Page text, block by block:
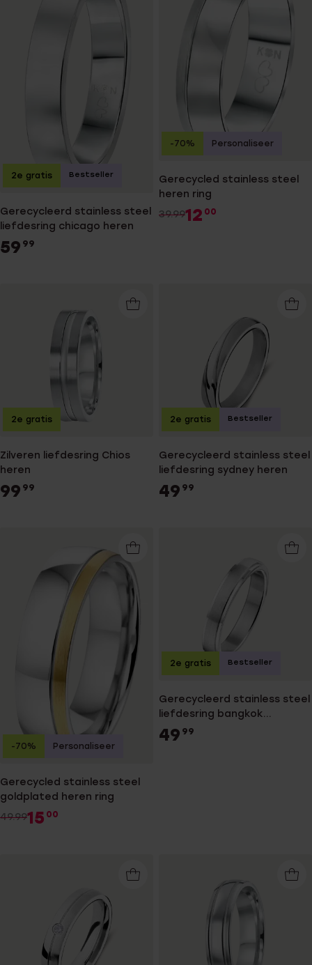
Gerecycleerd stainless steel
liefdesring chicago heren
59 99
2e gratis Bestseller
Gerecycled stainless steel
heren ring
39.9912 00
-70% Personaliseer
Zilveren liefdesring Chios
heren
99 99
2e gratis
Gerecycleerd stainless steel
liefdesring sydney heren
49 99
2e gratis Bestseller
Gerecycled stainless steel
goldplated heren ring
49.9915 00
-70% Personaliseer
Gerecycleerd stainless steel
liefdesring bangkok
dames&heren
49 99
2e gratis Bestseller